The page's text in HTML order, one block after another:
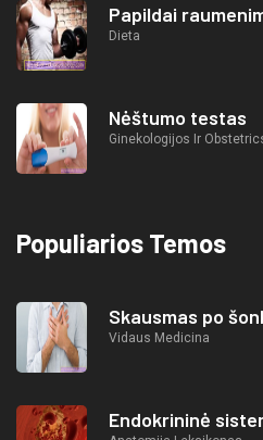
Papildai
Dieta
Nėštumo testas
Ginekologijos Ir
Populiarios Temos
Skausmas po
Vidaus Medicina
Endokrininė